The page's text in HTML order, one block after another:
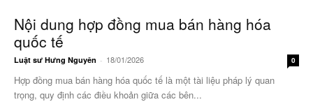
Nội dung hợp đồng mua bán hàng hóa
quốc tế
Luật sư Hưng Nguyên - 18/01/2026 0
Hợp đồng mua bán hàng hóa quốc tế là một tài liệu pháp lý quan
trọng, quy định các điều khoản giữa các bên...